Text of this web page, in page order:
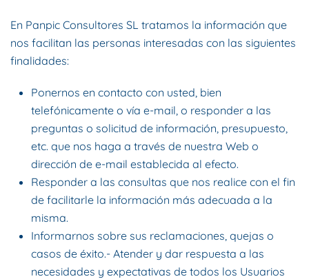
En Panpic Consultores SL tratamos la información que
nos facilitan las personas interesadas con las siguientes
finalidades:
Ponernos en contacto con usted, bien
telefónicamente o vía e-mail, o responder a las
preguntas o solicitud de información, presupuesto,
etc. que nos haga a través de nuestra Web o
dirección de e-mail establecida al efecto.
Responder a las consultas que nos realice con el fin
de facilitarle la información más adecuada a la
misma.
Informarnos sobre sus reclamaciones, quejas o
casos de éxito.- Atender y dar respuesta a las
necesidades y expectativas de todos los Usuarios